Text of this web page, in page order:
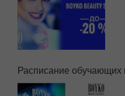
Расписание обучающих